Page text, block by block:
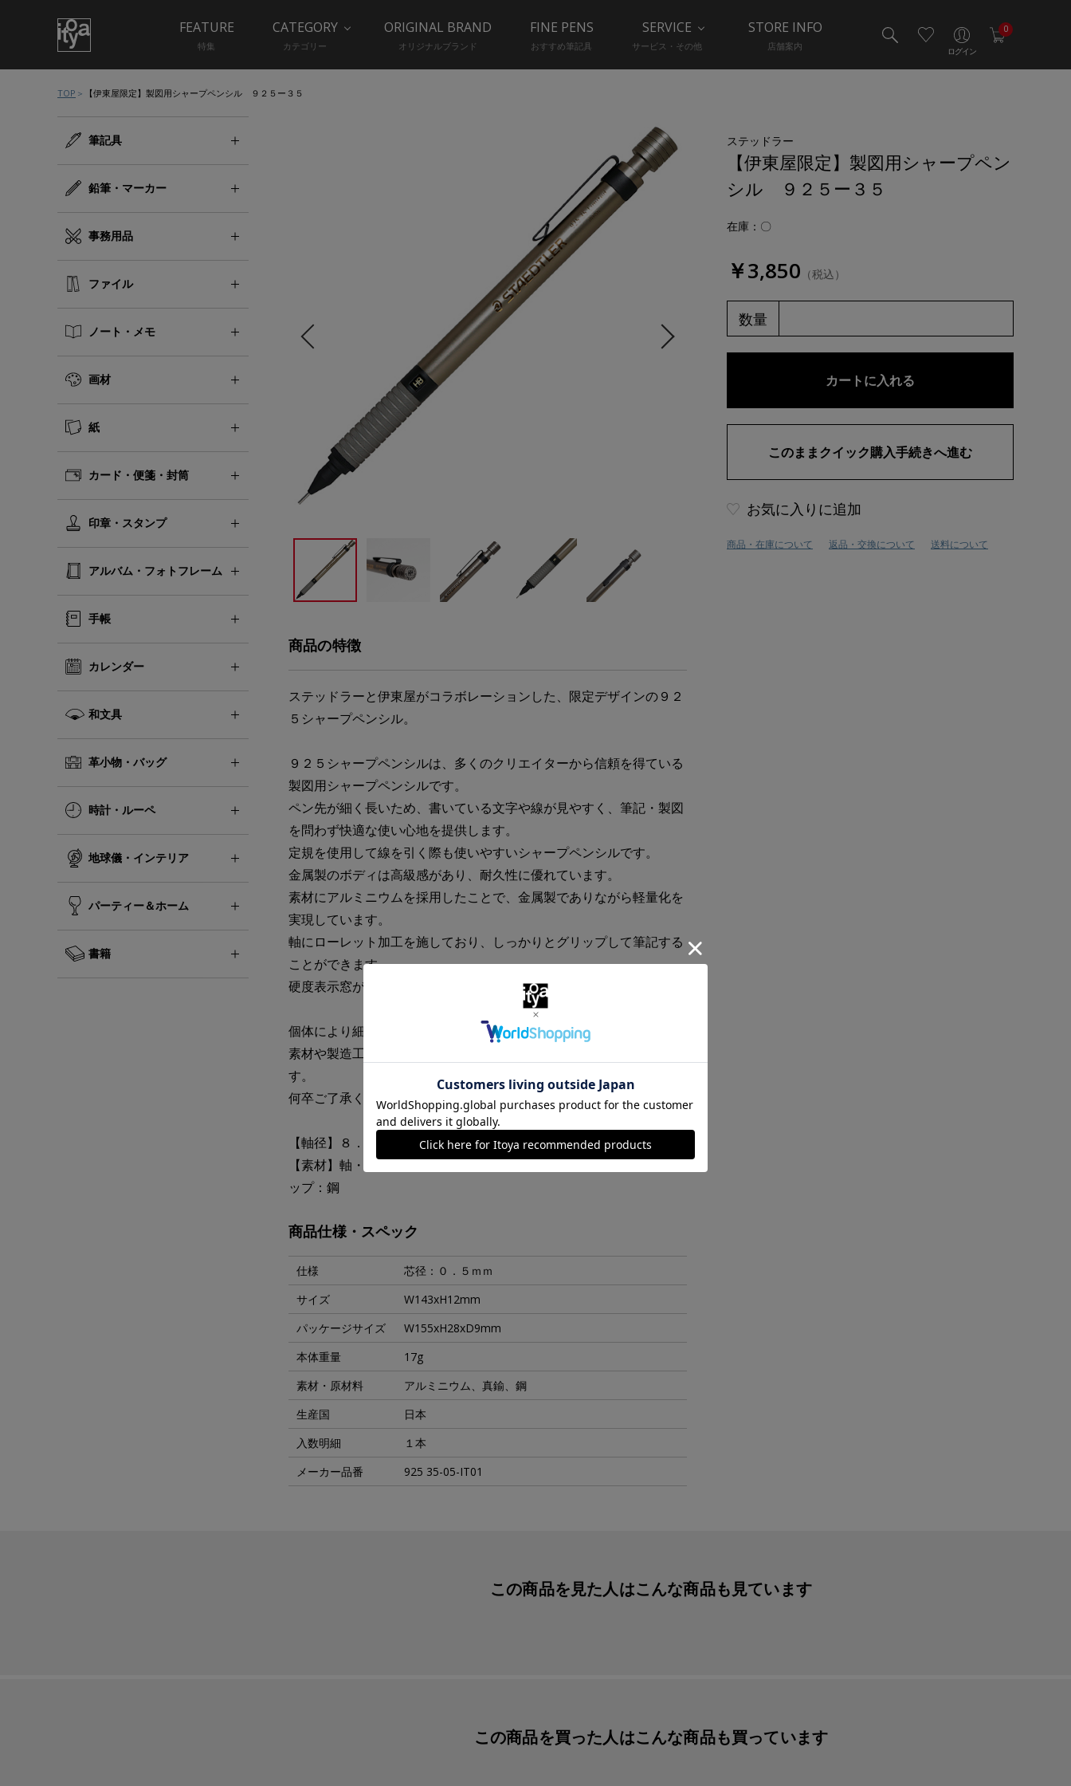
ログイン
0
FEATURE
特集
CATEGORY
カテゴリー
ORIGINAL BRAND
オリジナルブランド
FINE PENS
おすすめ筆記具
SERVICE
サービス・その他
STORE INFO
店舗案内
TOP 【伊東屋限定】製図用シャープペンシル ９２５ー３５
筆記具
鉛筆・マーカー
事務用品
ファイル
ノート・メモ
画材
紙
カード・便箋・封筒
印章・スタンプ
アルバム・フォトフレーム
手帳
カレンダー
和文具
革小物・バッグ
時計・ルーペ
地球儀・インテリア
パーティー＆ホーム
書籍
ステッドラー
【伊東屋限定】製図用シャープペン
シル ９２５ー３５
在庫：〇
￥3,850 （税込）
数量
お気に入りに追加
商品・在庫について 返品・交換について 送料について
商品の特徴
ステッドラーと伊東屋がコラボレーションした、限定デザインの９２
５シャープペンシル。
９２５シャープペンシルは、多くのクリエイターから信頼を得ている
製図用シャープペンシルです。
ペン先が細く長いため、書いている文字や線が見やすく、筆記・製図
を問わず快適な使い心地を提供します。
定規を使用して線を引く際も使いやすいシャープペンシルです。
金属製のボディは高級感があり、耐久性に優れています。
素材にアルミニウムを採用したことで、金属製でありながら軽量化を
実現しています。
軸にローレット加工を施しており、しっかりとグリップして筆記する
ことができます。
硬度表示窓が付いているので、芯の硬度を簡単に確認できます。
個体により細かな黒点や細いすじが入っていることがございますが、
素材や製造工程の特性上発生するもので仕様の範囲内としておりま
す。
何卒ご了承くださいませ。
【軸径】８．８ｍｍ
【素材】軸・ノック：アルミニウム、口金・硬度リング：真鍮、クリ
ップ：鋼
商品仕様・スペック
仕様
芯径：０．５ｍｍ
サイズ
W143xH12mm
パッケージサイズ
W155xH28xD9mm
本体重量
17g
素材・原材料
アルミニウム、真鍮、鋼
生産国
日本
入数明細
１本
メーカー品番
925 35-05-IT01
この商品を見た人はこんな商品も見ています
この商品を買った人はこんな商品も買っています